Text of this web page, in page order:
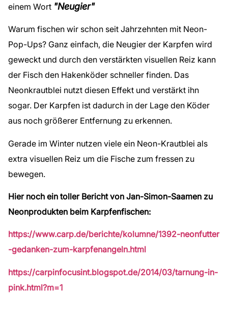
einem Wort "Neugier"
Warum fischen wir schon seit Jahrzehnten mit Neon-
Pop-Ups? Ganz einfach, die Neugier der Karpfen wird
geweckt und durch den verstärkten visuellen Reiz kann
der Fisch den Hakenköder schneller finden. Das
Neonkrautblei nutzt diesen Effekt und verstärkt ihn
sogar. Der Karpfen ist dadurch in der Lage den Köder
aus noch größerer Entfernung zu erkennen.
Gerade im Winter nutzen viele ein Neon-Krautblei als
extra visuellen Reiz um die Fische zum fressen zu
bewegen.
Hier noch ein toller Bericht von Jan-Simon-Saamen zu
Neonprodukten beim Karpfenfischen:
https://www.carp.de/berichte/kolumne/1392-neonfutter
-gedanken-zum-karpfenangeln.html
https://carpinfocusint.blogspot.de/2014/03/tarnung-in-
pink.html?m=1